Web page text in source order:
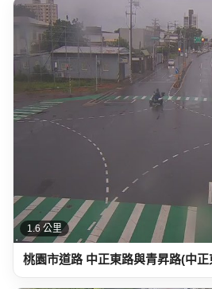
1.6 公里
桃園市道路 中正東路與青昇路(中